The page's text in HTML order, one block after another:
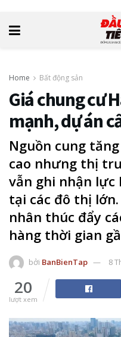
Home Bất động sản
Giá chung cư
mạnh, dự án
Nguồn cung
cao nhưng thị
vẫn ghi nhận
tại các đô thị
nhân thúc đẩy
hàng thời gian
bởi BanBienTap 8
20
lượt xem